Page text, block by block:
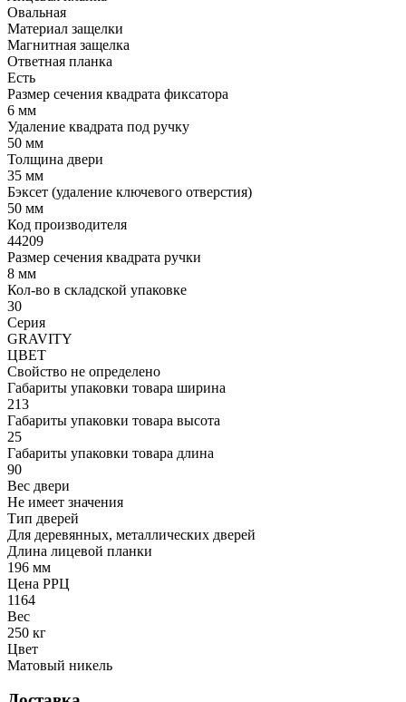
Овальная
Материал защелки
Магнитная защелка
Ответная планка
Есть
Размер сечения квадрата фиксатора
6 мм
Удаление квадрата под ручку
50 мм
Толщина двери
35 мм
Бэксет (удаление ключевого отверстия)
50 мм
Код производителя
44209
Размер сечения квадрата ручки
8 мм
Кол-во в складской упаковке
30
Серия
GRAVITY
ЦВЕТ
Свойство не определено
Габариты упаковки товара ширина
213
Габариты упаковки товара высота
25
Габариты упаковки товара длина
90
Вес двери
Не имеет значения
Тип дверей
Для деревянных, металлических дверей
Длина лицевой планки
196 мм
Цена РРЦ
1164
Вес
250 кг
Цвет
Матовый никель